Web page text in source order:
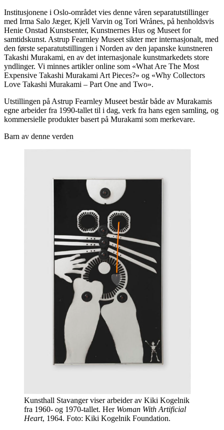
Institusjonene i Oslo-området vies denne våren separatutstillinger
med Irma Salo Jæger, Kjell Varvin og Tori Wrånes, på henholdsvis
Henie Onstad Kunstsenter, Kunstnernes Hus og Museet for
samtidskunst. Astrup Fearnley Museet sikter mer internasjonalt, med
den første separatutstillingen i Norden av den japanske kunstneren
Takashi Murakami, en av det internasjonale kunstmarkedets store
yndlinger. Vi minnes artikler online som «What Are The Most
Expensive Takashi Murakami Art Pieces?» og «Why Collectors
Love Takashi Murakami – Part One and Two».
Utstillingen på Astrup Fearnley Museet består både av Murakamis
egne arbeider fra 1990-tallet til i dag, verk fra hans egen samling, og
kommersielle produkter basert på Murakami som merkevare.
Barn av denne verden
Kunsthall Stavanger viser arbeider av Kiki Kogelnik
fra 1960- og 1970-tallet. Her Woman With Artificial
Heart, 1964. Foto: Kiki Kogelnik Foundation.